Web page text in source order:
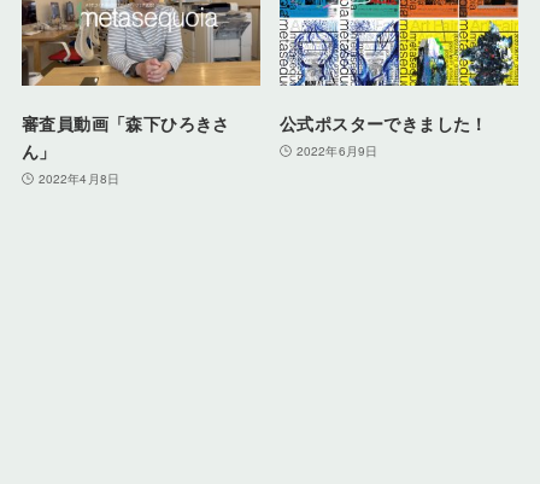
審査員動画「森下ひろきさ
ん」
2022年4月8日
公式ポスターできました！
2022年6月9日